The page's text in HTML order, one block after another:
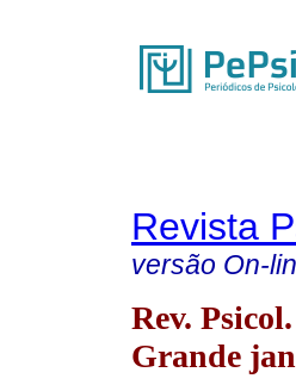
Revista
versão On-
Rev.
Grande